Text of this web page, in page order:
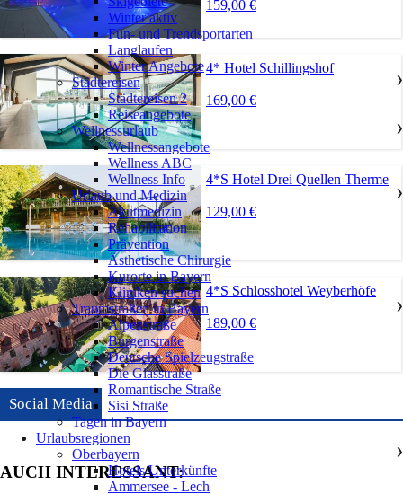
159,00 €
4* Hotel Schillingshof
169,00 €
4*S Hotel Drei Quellen Therme
129,00 €
4*S Schlosshotel Weyberhöfe
189,00 €
Social Media
AUCH INTERESSANT:
Winter aktiv
Fun- und Trendsportarten
Langlaufen
Winter Angebote
Städtereisen
❯
Städtereisen 2
Reiseangebote
Wellnessurlaub
❯
Wellnessangebote
Wellness ABC
Wellness Info
Urlaub und Medizin
❯
Akutmedizin
Rehabilitation
Prävention
Ästhetische Chirurgie
Kurorte in Bayern
Kliniken suchen
Traumstraßen in Bayern
❯
Alpenstraße
Burgenstraße
Deutsche Spielzeugstraße
Die Glasstraße
Romantische Straße
Sisi Straße
Tagen in Bayern
Urlaubsregionen
Oberbayern
❯
Hotels/Unterkünfte
Ammersee - Lech